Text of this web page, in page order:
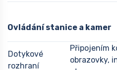
Ovládání stanice a kamer
Dotykové
rozhraní
Připojením
obrazovky,